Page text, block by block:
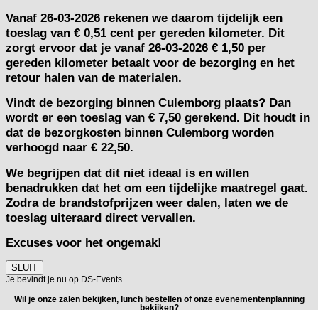
Vanaf 26-03-2026 rekenen we daarom tijdelijk een
toeslag van € 0,51 cent per gereden kilometer. Dit
zorgt ervoor dat je vanaf 26-03-2026 € 1,50 per
gereden kilometer betaalt voor de bezorging en het
retour halen van de materialen.
Vindt de bezorging binnen Culemborg plaats? Dan
wordt er een toeslag van € 7,50 gerekend. Dit houdt in
dat de bezorgkosten binnen Culemborg worden
verhoogd naar € 22,50.
We begrijpen dat dit niet ideaal is en willen
benadrukken dat het om een tijdelijke maatregel gaat.
Zodra de brandstofprijzen weer dalen, laten we de
toeslag uiteraard direct vervallen.
Excuses voor het ongemak!
SLUIT
Je bevindt je nu op DS-Events.
Wil je onze zalen bekijken, lunch bestellen of onze evenementenplanning
bekijken?